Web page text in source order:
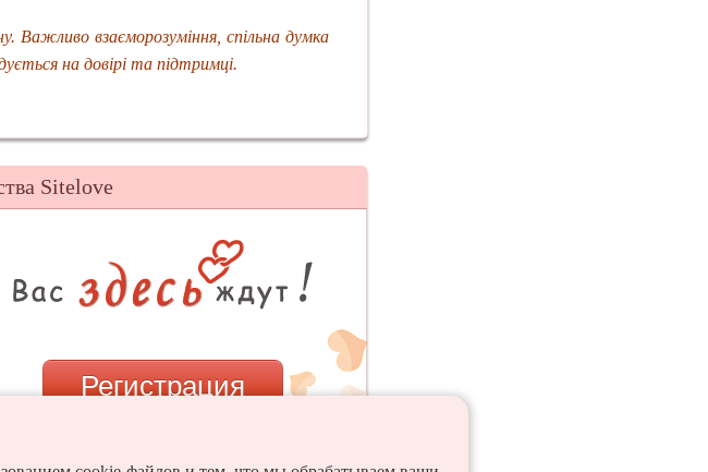
взаєморозуміння, спільна думка
на довірі та підтримці.
Sitelove
Регистрация